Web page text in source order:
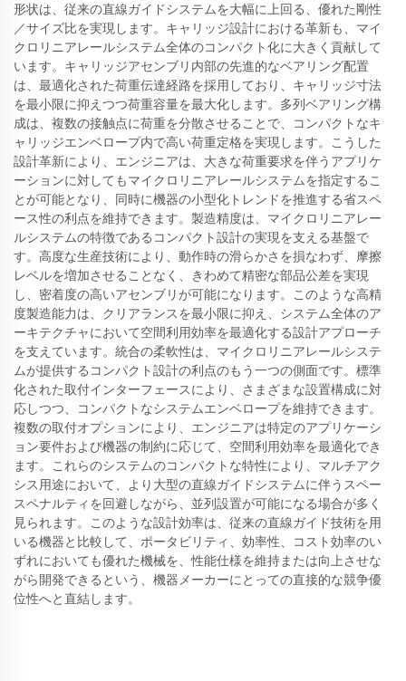
形状は、従来の直線ガイドシステムを大幅に上回る、優れた剛性
／サイズ比を実現します。キャリッジ設計における革新も、マイ
クロリニアレールシステム全体のコンパクト化に大きく貢献して
います。キャリッジアセンブリ内部の先進的なベアリング配置
は、最適化された荷重伝達経路を採用しており、キャリッジ寸法
を最小限に抑えつつ荷重容量を最大化します。多列ベアリング構
成は、複数の接触点に荷重を分散させることで、コンパクトなキ
ャリッジエンベロープ内で高い荷重定格を実現します。こうした
設計革新により、エンジニアは、大きな荷重要求を伴うアプリケ
ーションに対してもマイクロリニアレールシステムを指定するこ
とが可能となり、同時に機器の小型化トレンドを推進する省スペ
ース性の利点を維持できます。製造精度は、マイクロリニアレー
ルシステムの特徴であるコンパクト設計の実現を支える基盤で
す。高度な生産技術により、動作時の滑らかさを損なわず、摩擦
レベルを増加させることなく、きわめて精密な部品公差を実現
し、密着度の高いアセンブリが可能になります。このような高精
度製造能力は、クリアランスを最小限に抑え、システム全体のア
ーキテクチャにおいて空間利用効率を最適化する設計アプローチ
を支えています。統合の柔軟性は、マイクロリニアレールシステ
ムが提供するコンパクト設計の利点のもう一つの側面です。標準
化された取付インターフェースにより、さまざまな設置構成に対
応しつつ、コンパクトなシステムエンベロープを維持できます。
複数の取付オプションにより、エンジニアは特定のアプリケーシ
ョン要件および機器の制約に応じて、空間利用効率を最適化でき
ます。これらのシステムのコンパクトな特性により、マルチアク
シス用途において、より大型の直線ガイドシステムに伴うスペー
スペナルティを回避しながら、並列設置が可能になる場合が多く
見られます。このような設計効率は、従来の直線ガイド技術を用
いる機器と比較して、ポータビリティ、効率性、コスト効率のい
ずれにおいても優れた機械を、性能仕様を維持または向上させな
がら開発できるという、機器メーカーにとっての直接的な競争優
位性へと直結します。